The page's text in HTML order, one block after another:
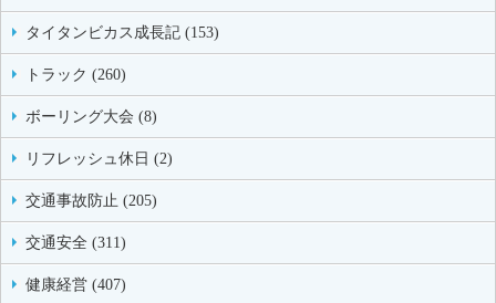
タイタンビカス成長記 (153)
トラック (260)
ボーリング大会 (8)
リフレッシュ休日 (2)
交通事故防止 (205)
交通安全 (311)
健康経営 (407)